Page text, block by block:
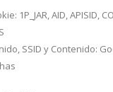
1P_JAR, AID, APISID,
SSID y Contenido: